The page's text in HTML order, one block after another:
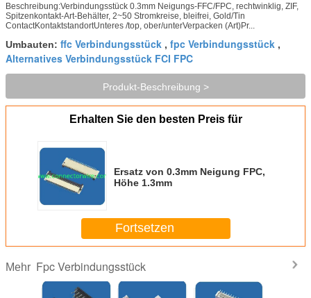
Beschreibung:Verbindungsstück 0.3mm Neigungs-FFC/FPC, rechtwinklig, ZIF,
Spitzenkontakt-Art-Behälter, 2~50 Stromkreise, bleifrei, Gold/Tin
ContactKontaktstandortUnteres /top, ober/unterVerpacken (Art)Pr...
Umbauten: ffc Verbindungsstück , fpc Verbindungsstück ,
Alternatives Verbindungsstück FCI FPC
Produkt-Beschreibung >
Erhalten Sie den besten Preis für
Ersatz von 0.3mm Neigung FPC,
Höhe 1.3mm
Fortsetzen
Mehr Fpc Verbindungsstück